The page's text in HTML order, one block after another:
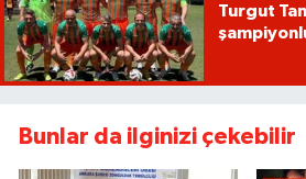
Turgut
Bunlar da ilginizi çekebilir